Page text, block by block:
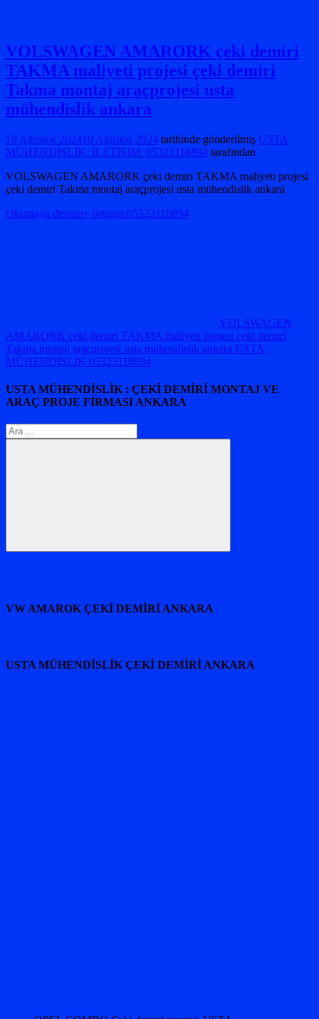
VOLSWAGEN AMARORK çeki demiri
TAKMA maliyeti projesi çeki demiri
Takma montaj araçprojesi usta
mühendislik ankara
19 Ağustos 202419 Ağustos 2024 tarihinde gönderilmiş USTA
MÜHENDİSLİK: İLETİŞİM: 05323118894 tarafından
VOLSWAGEN AMARORK çeki demiri TAKMA maliyeti projesi
çeki demiri Takma montaj araçprojesi usta mühendislik ankara
Okumaya devam+ iletişim:05323118894
VOLSWAGEN
AMARORK çeki demiri TAKMA maliyeti projesi çeki demiri
Takma montaj araçprojesi usta mühendislik ankara USTA
MÜHENDİSLİK 05323118894
USTA MÜHENDİSLİK : ÇEKİ DEMİRİ MONTAJ VE
ARAÇ PROJE FİRMASI ANKARA
Arama:
Ara
VW AMAROK ÇEKİ DEMİRİ ANKARA
USTA MÜHENDİSLİK ÇEKİ DEMİRİ ANKARA